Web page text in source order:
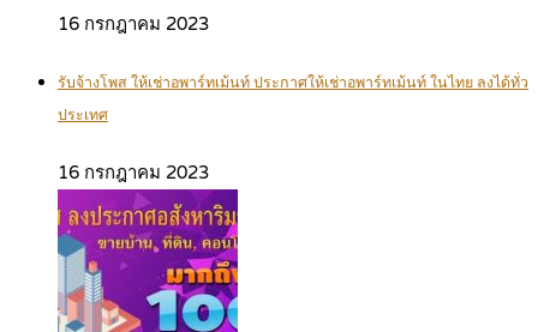
16 กรกฎาคม 2023
รับจ้างโพส ให้เช่าอพาร์ทเม้นท์ ประกาศให้เช่าอพาร์ทเม้นท์ ในไทย ลงได้ทั่ว
ประเทศ
16 กรกฎาคม 2023